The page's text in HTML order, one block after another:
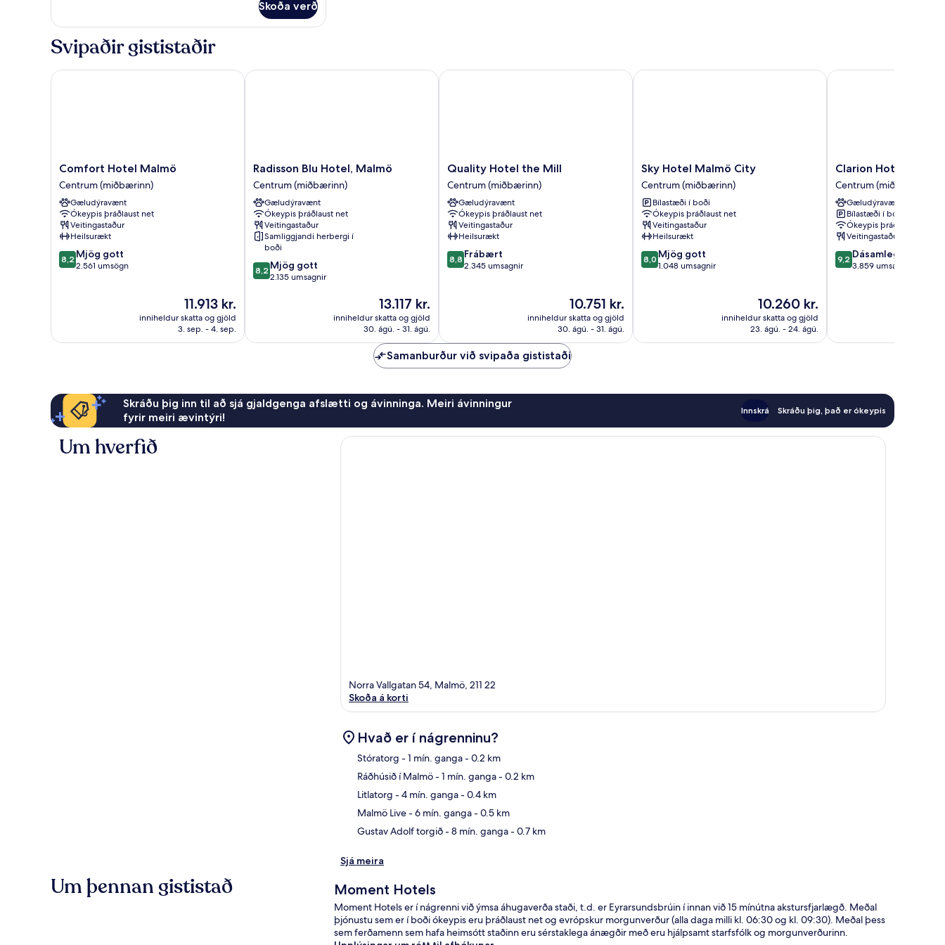
Room
Skoða verð
Svipaðir gististaðir
Comfort
Hotel
Malmö
Centrum
(miðbærinn)
Comfort Hotel Malmö
Centrum (miðbærinn)
Gæludýravænt
Ókeypis þráðlaust net
Veitingastaður
Heilsurækt
8.2
af
8,2 Mjög gott
2.561 umsögn
Verðið
er
11.913 kr.
11.913 kr.
inniheldur skatta og gjöld
3. sep. - 4. sep.
Comfort Hotel Malmö
Radisson
Blu
Hotel,
Malmö
Centrum
(miðbærinn)
Radisson Blu Hotel, Malmö
Centrum (miðbærinn)
Gæludýravænt
Ókeypis þráðlaust net
Veitingastaður
Samliggjandi herbergi í
boði
8.2
af
umsagnir
8,2 Mjög gott
2.135 umsagnir
Verðið
er
13.117 kr.
13.117 kr.
inniheldur skatta og gjöld
30. ágú. - 31. ágú.
Radisson Blu Hotel, Malmö
Quality
Hotel
the
Mill
Centrum
(miðbærinn)
Quality Hotel the Mill
Centrum (miðbærinn)
Gæludýravænt
Ókeypis þráðlaust net
Veitingastaður
Heilsurækt
8.8
af
8,8 Frábært
2.345 umsagnir
Verðið
er
10.751 kr.
10.751 kr.
inniheldur skatta og gjöld
30. ágú. - 31. ágú.
Quality Hotel the Mill
Sky
Hotel
Malmö
City
Centrum
(miðbærinn)
Sky Hotel Malmö City
Centrum (miðbærinn)
Bílastæði í boði
Ókeypis þráðlaust net
Veitingastaður
Heilsurækt
8.0
af
8,0 Mjög gott
1.048 umsagnir
Verðið
er
10.260 kr.
10.260 kr.
inniheldur skatta og gjöld
23. ágú. - 24. ágú.
Sky Hotel Malmö City
Clarion
Hotel
Malmö
Live
Centrum
(miðbærinn)
Clarion Hotel
Centrum (miðbærinn)
Gæludýravænt
Bílastæði í boði
Ókeypis þráðlaust net
Veitingastaður
9.2
af
9,2 Dásamlegt
3.859 umsagnir
Clarion Hotel Malmö
Samanburður við svipaða gististaði
Skráðu þig inn til að sjá gjaldgenga afslætti og ávinninga. Meiri ávinningur
fyrir meiri ævintýri!
Innskrá Skráðu þig, það er ókeypis
Um hverfið
Norra Vallgatan 54, Malmö, 211 22
Skoða á korti
Hvað er í nágrenninu?
Stóratorg - 1 mín. ganga- 0.2 km
Ráðhúsið í Malmö- 1 mín. ganga- 0.2 km
Litlatorg - 4 mín. ganga- 0.4 km
Malmö Live- 6 mín. ganga- 0.5 km
Gustav Adolf torgið- 8 mín. ganga- 0.7 km
Sjá meira
Um þennan gististað Moment Hotels
Moment Hotels er í nágrenni við ýmsa áhugaverða staði, t.d. er Eyrarsundsbrúin í innan við 15 mínútna akstursfjarlægð. Meðal
þjónustu sem er í boði ókeypis eru þráðlaust net og evrópskur morgunverður (alla daga milli kl. 06:30 og kl. 09:30). Meðal þess
sem ferðamenn sem hafa heimsótt staðinn eru sérstaklega ánægðir með eru hjálpsamt starfsfólk og morgunverðurinn.